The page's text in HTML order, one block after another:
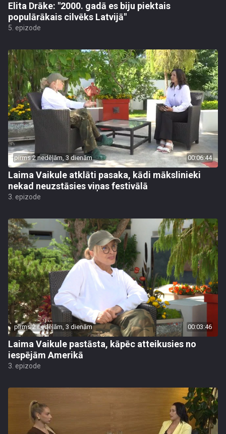
Elita Drāke: "2000. gadā es biju piektais
populārākais cilvēks Latvijā"
5. epizode
pirms 2 nedēļām, 3 dienām 00:06:44
Laima Vaikule atklāti pasaka, kādi mākslinieki
nekad neuzstāsies viņas festivālā
3. epizode
pirms 2 nedēļām, 3 dienām 00:03:46
Laima Vaikule pastāsta, kāpēc atteikusies no
iespējām Amerikā
3. epizode